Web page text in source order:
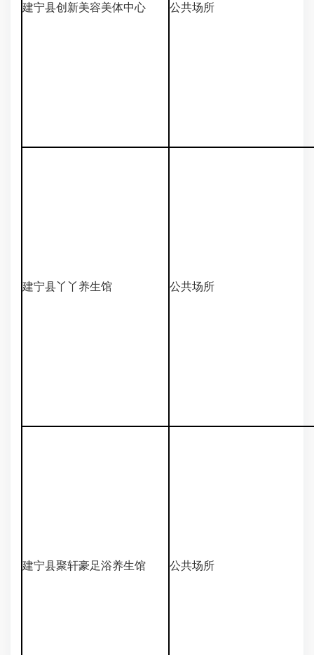
建宁县创新美容美体中心 公共场所
建宁县丫丫养生馆 公共场所
建宁县聚轩豪足浴养生馆 公共场所